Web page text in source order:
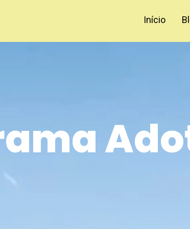
Início